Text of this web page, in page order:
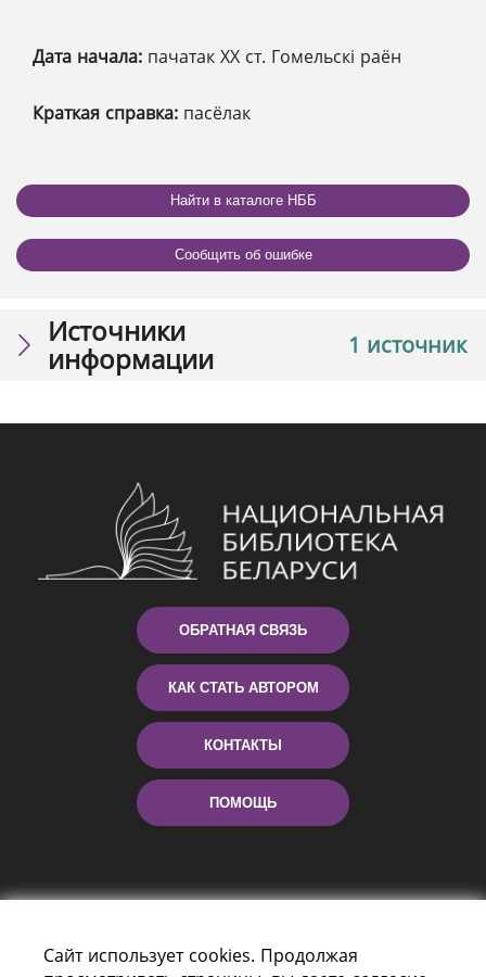
Дата начала: пачатак ХХ ст. Гомельскі раён
Краткая справка: пасёлак
Найти в каталоге НББ
Сообщить об ошибке
1 источник
Источники
информации
ОБРАТНАЯ СВЯЗЬ
КАК СТАТЬ АВТОРОМ
КОНТАКТЫ
ПОМОЩЬ
Сайт использует cookies. Продолжая